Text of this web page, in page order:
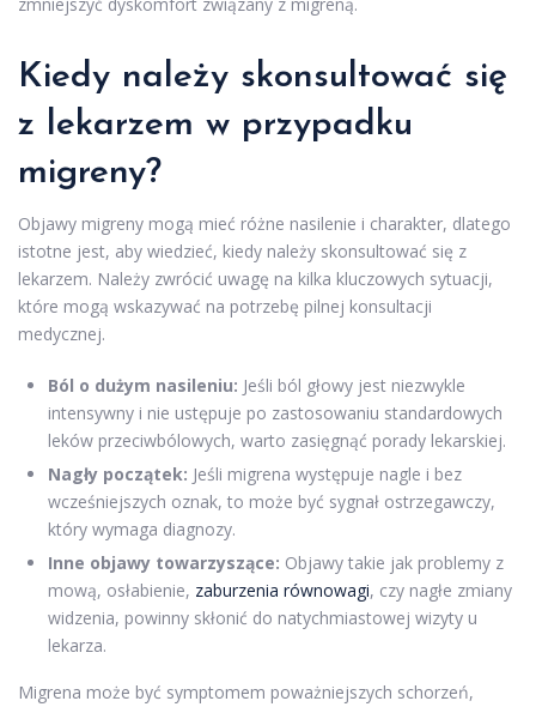
Kiedy należy skonsultować się
z lekarzem w przypadku
migreny?
Objawy migreny mogą mieć różne nasilenie i charakter, dlatego
istotne jest, aby wiedzieć, kiedy należy skonsultować się z
lekarzem. Należy zwrócić uwagę na kilka kluczowych sytuacji,
które mogą wskazywać na potrzebę pilnej konsultacji
medycznej.
Ból o dużym nasileniu: Jeśli ból głowy jest niezwykle
intensywny i nie ustępuje po zastosowaniu standardowych
leków przeciwbólowych, warto zasięgnąć porady lekarskiej.
Nagły początek: Jeśli migrena występuje nagle i bez
wcześniejszych oznak, to może być sygnał ostrzegawczy,
który wymaga diagnozy.
Inne objawy towarzyszące: Objawy takie jak problemy z
mową, osłabienie, zaburzenia równowagi, czy nagłe zmiany
widzenia, powinny skłonić do natychmiastowej wizyty u
lekarza.
Migrena może być symptomem poważniejszych schorzeń,